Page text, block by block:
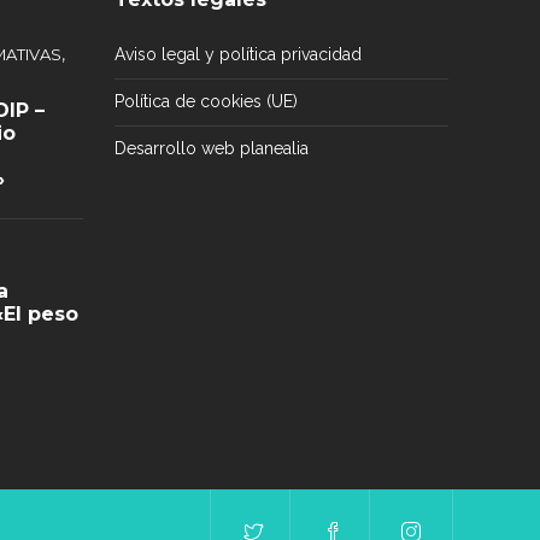
,
–
peso
Aviso legal y política privacidad
Política de cookies (UE)
Desarrollo web planealia